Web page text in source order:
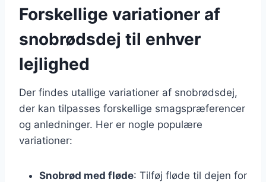
Forskellige variationer af
snobrødsdej til enhver
lejlighed
Der findes utallige variationer af snobrødsdej,
der kan tilpasses forskellige smagspræferencer
og anledninger. Her er nogle populære
variationer:
Snobrød med fløde: Tilføj fløde til dejen for